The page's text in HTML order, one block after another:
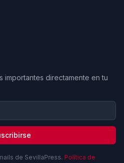
importantes directamente en tu
de SevillaPress. Política de